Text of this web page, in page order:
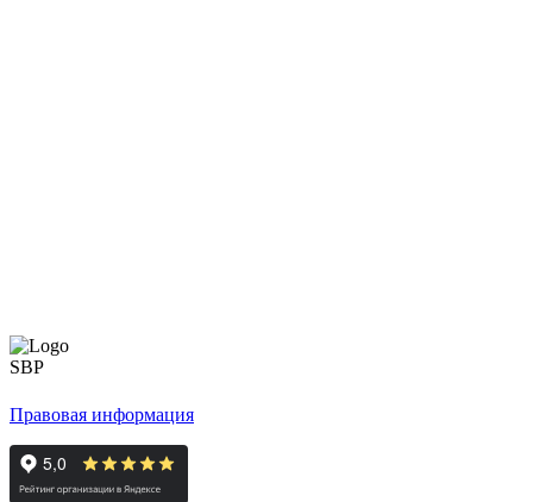
Правовая информация